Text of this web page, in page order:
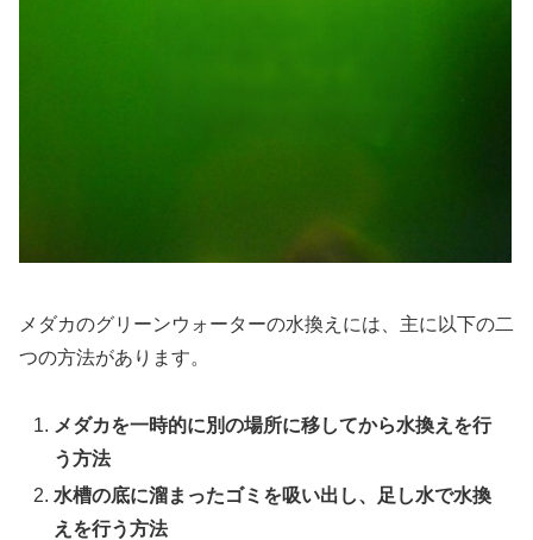
メダカのグリーンウォーターの水換えには、主に以下の二
つの方法があります。
メダカを一時的に別の場所に移してから水換えを行
う方法
水槽の底に溜まったゴミを吸い出し、足し水で水換
えを行う方法